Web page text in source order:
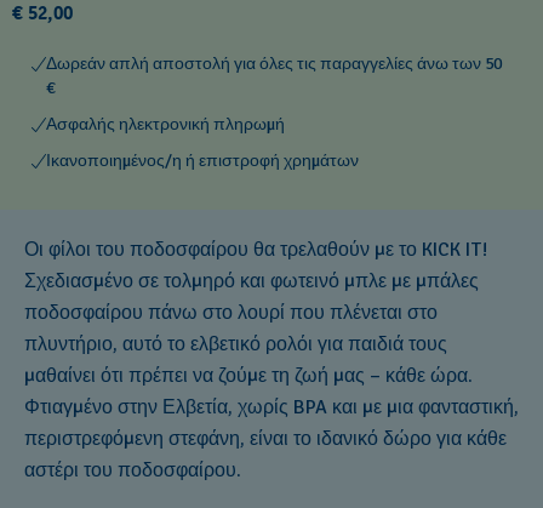
€ 52,00
Δωρεάν απλή αποστολή για όλες τις παραγγελίες άνω των 50
€
Ασφαλής ηλεκτρονική πληρωμή
Ικανοποιημένος/η ή επιστροφή χρημάτων
Οι φίλοι του ποδοσφαίρου θα τρελαθούν με το KICK IT!
Σχεδιασμένο σε τολμηρό και φωτεινό μπλε με μπάλες
ποδοσφαίρου πάνω στο λουρί που πλένεται στο
πλυντήριο, αυτό το ελβετικό ρολόι για παιδιά τους
μαθαίνει ότι πρέπει να ζούμε τη ζωή μας – κάθε ώρα.
Φτιαγμένο στην Ελβετία, χωρίς BPA και με μια φανταστική,
περιστρεφόμενη στεφάνη, είναι το ιδανικό δώρο για κάθε
αστέρι του ποδοσφαίρου.